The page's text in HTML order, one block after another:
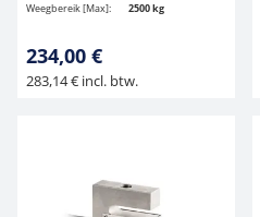
Weegbereik [Max]: 2500 kg
234,00 €
283,14 € incl. btw.